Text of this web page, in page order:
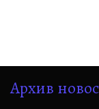
Архив